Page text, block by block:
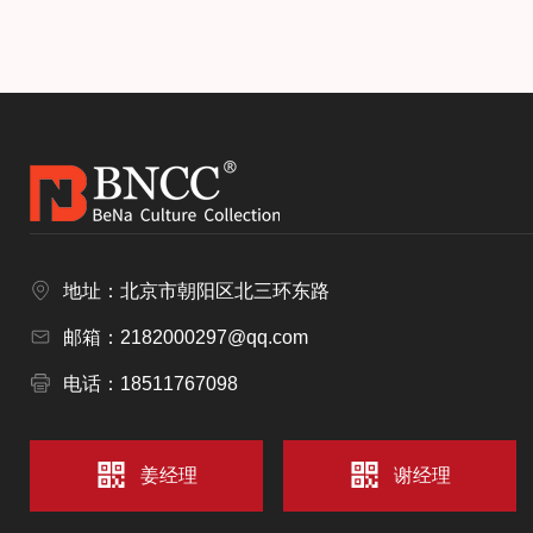
地址：北京市朝阳区北三环东路
邮箱：2182000297@qq.com
电话：18511767098
姜经理 谢经理